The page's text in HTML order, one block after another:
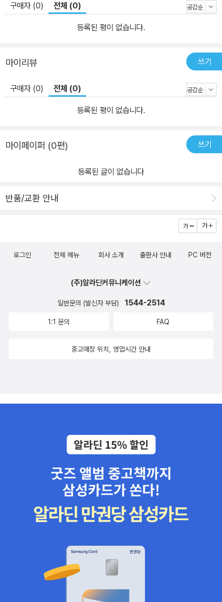
구매자 (0) 전체 (0)
등록된 평이 없습니다.
마이리뷰 쓰기
구매자 (0) 전체 (0)
등록된 평이 없습니다.
마이페이퍼 (0편) 쓰기
등록된 글이 없습니다
반품/교환 안내
로그인 전체 메뉴 회사 소개 출판사 안내 PC 버전
(주)알라딘커뮤니케이션
일반문의 (발신자 부담) 1544-2514
1:1 문의 FAQ
중고매장 위치, 영업시간 안내